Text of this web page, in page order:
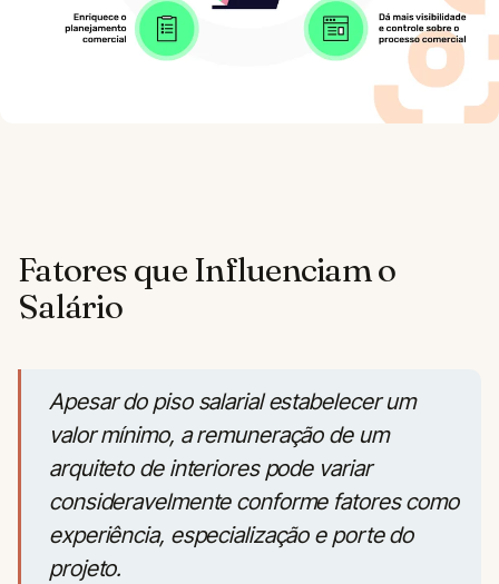
Fatores que Influenciam o
Salário
Apesar do piso salarial estabelecer um
valor mínimo, a remuneração de um
arquiteto de interiores pode variar
consideravelmente conforme fatores como
experiência, especialização e porte do
projeto.